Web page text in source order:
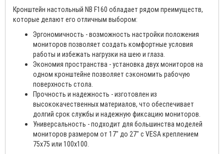
Кронштейн настольный NB F160 обладает рядом преимуществ,
которые делают его отличным выбором:
Эргономичность - возможность настройки положения
мониторов позволяет создать комфортные условия
работы и избежать нагрузки на шею и глаза.
Экономия пространства - установка двух мониторов на
одном кронштейне позволяет сэкономить рабочую
поверхность стола.
Прочность и надежность - изготовлен из
высококачественных материалов, что обеспечивает
долгий срок службы и надежную фиксацию мониторов.
Универсальность - подходит для большинства моделей
мониторов размером от 17" до 27" с VESA креплением
75x75 или 100x100.